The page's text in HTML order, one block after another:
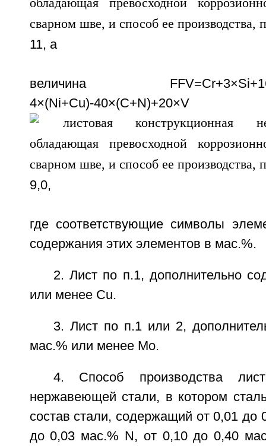
11, а
величина
4×(Ni+Cu)-
9,0,
где соответствующие символы
содержания этих элементов в мас.%.
2. Лист по п.1, дополнительно
или менее Cu.
3. Лист по п.1 или 2,
мас.% или менее Мо.
4. Способ производства
нержавеющей стали, в котором
состав стали, содержащий от 0,01 до
до 0,03 мас.% N, от 0,10 до 0,40